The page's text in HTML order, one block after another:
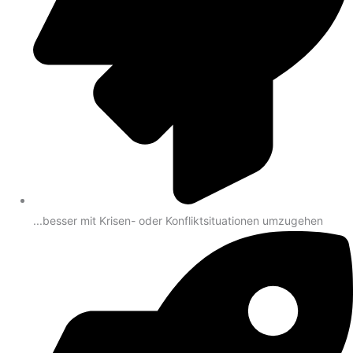
...besser mit Krisen- oder Konfliktsituationen umzugehen